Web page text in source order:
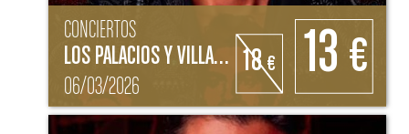
CONCIERTOS
LOS PALACIOS Y VILLAFRANCA (SEVILLA)
06/03/2026
18€ 13 €